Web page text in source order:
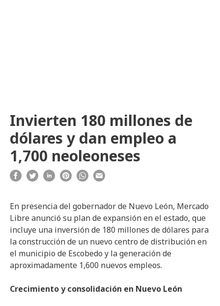
Invierten 180 millones de
dólares y dan empleo a
1,700 neoleoneses
En presencia del gobernador de Nuevo León, Mercado
Libre anunció su plan de expansión en el estado, que
incluye una inversión de 180 millones de dólares para
la construcción de un nuevo centro de distribución en
el municipio de Escobedo y la generación de
aproximadamente 1,600 nuevos empleos.
Crecimiento y consolidación en Nuevo León